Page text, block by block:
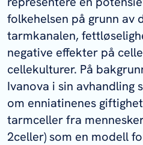
folkehelsen på grunn av
tarmkanalen,
negative effekter på
cellekulturer. På
Ivanova i sin avhandling
om enniatinenes
tarmceller fra
2celler) som en modell